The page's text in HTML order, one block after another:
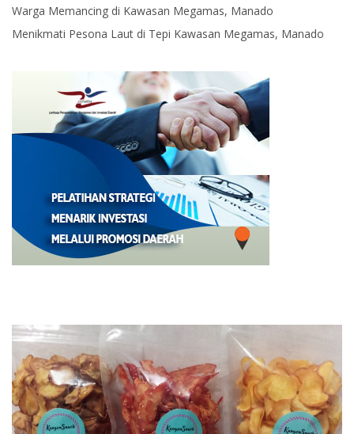
Warga Memancing di Kawasan Megamas, Manado
Menikmati Pesona Laut di Tepi Kawasan Megamas, Manado